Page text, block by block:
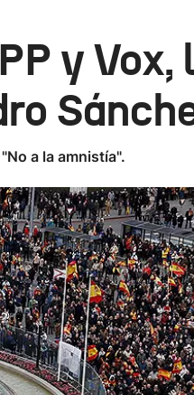
y Vox,
a la amnistía".